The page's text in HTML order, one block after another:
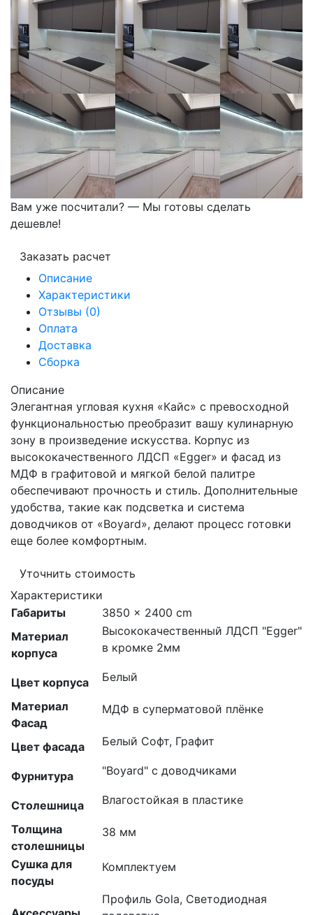
Вам уже посчитали? — Мы готовы сделать
дешевле!
Заказать расчет
Описание
Характеристики
Отзывы (0)
Оплата
Доставка
Сборка
Описание
Элегантная угловая кухня «Кайс» с превосходной
функциональностью преобразит вашу кулинарную
зону в произведение искусства. Корпус из
высококачественного ЛДСП «Egger» и фасад из
МДФ в графитовой и мягкой белой палитре
обеспечивают прочность и стиль. Дополнительные
удобства, такие как подсветка и система
доводчиков от «Boyard», делают процесс готовки
еще более комфортным.
Уточнить стоимость
Характеристики
Габариты
3850 × 2400 cm
Материал
корпуса
Высококачественный ЛДСП "Egger"
в кромке 2мм
Цвет корпуса Белый
Материал
Фасад
МДФ в суперматовой плёнке
Цвет фасада Белый Софт, Графит
Фурнитура "Boyard" с доводчиками
Столешница Влагостойкая в пластике
Толщина
столешницы
38 мм
Сушка для
посуды
Комплектуем
Профиль Gola, Светодиодная